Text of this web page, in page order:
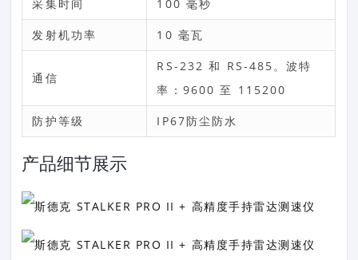
采集时间 100 毫秒
发射机功率 10 毫瓦
通信
RS-232 和 RS-485。波特
率：9600 至 115200
防护等级 IP67防尘防水
产品细节展示